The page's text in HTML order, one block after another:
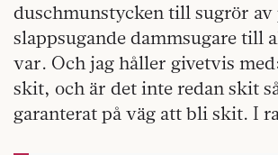
duschmunstycken till sugrör av
slappsugande dammsugare till
var. Och jag håller givetvis
skit, och är det inte redan skit
garanterat på väg att bli skit. I